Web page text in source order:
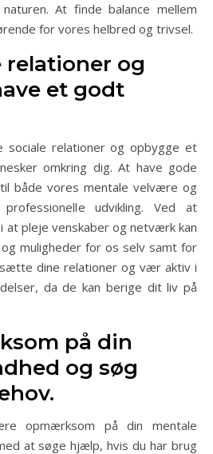
At finde balance mellem
for vores helbred og trivsel.
relationer og
et godt
relationer og opbygge et
omkring dig. At have gode
både vores mentale velvære og
udvikling. Ved at
at pleje venskaber og netværk kan
muligheder for os selv samt for
dine relationer og vær aktiv i
da de kan berige dit liv på
på din
og søg
opmærksom på din mentale
at søge hjælp, hvis du har brug